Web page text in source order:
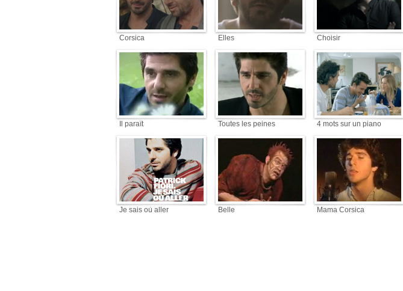
Corsica Elles Choisir
Il paraît Toutes les peines 4 mots sur un piano
Je sais où aller Belle Mama Corsica